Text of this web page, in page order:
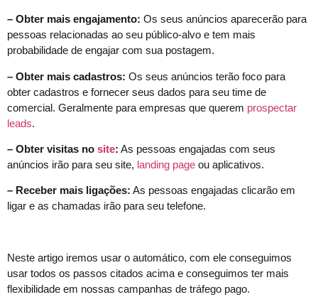
– Obter mais engajamento: Os seus anúncios aparecerão para
pessoas relacionadas ao seu público-alvo e tem mais
probabilidade de engajar com sua postagem.
– Obter mais cadastros: Os seus anúncios terão foco para
obter cadastros e fornecer seus dados para seu time de
comercial. Geralmente para empresas que querem prospectar
leads.
– Obter visitas no site: As pessoas engajadas com seus
anúncios irão para seu site, landing page ou aplicativos.
– Receber mais ligações: As pessoas engajadas clicarão em
ligar e as chamadas irão para seu telefone.
Neste artigo iremos usar o automático, com ele conseguimos
usar todos os passos citados acima e conseguimos ter mais
flexibilidade em nossas campanhas de tráfego pago.